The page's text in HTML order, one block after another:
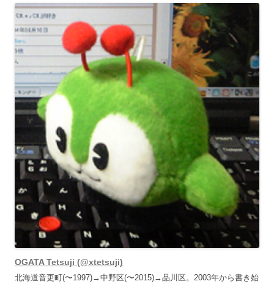
OGATA Tetsuji (@xtetsuji)
北海道音更町(〜1997)→中野区(〜2015)→品川区。2003年から書き始